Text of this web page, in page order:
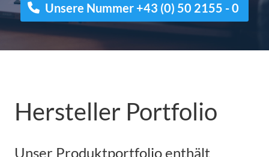
Unsere Nummer +43 (0) 50 2155 - 0
Hersteller Portfolio
Unser Produktportfolio enthält